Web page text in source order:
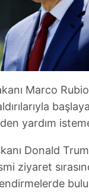
Marco
yardım
Donald
ziyaret